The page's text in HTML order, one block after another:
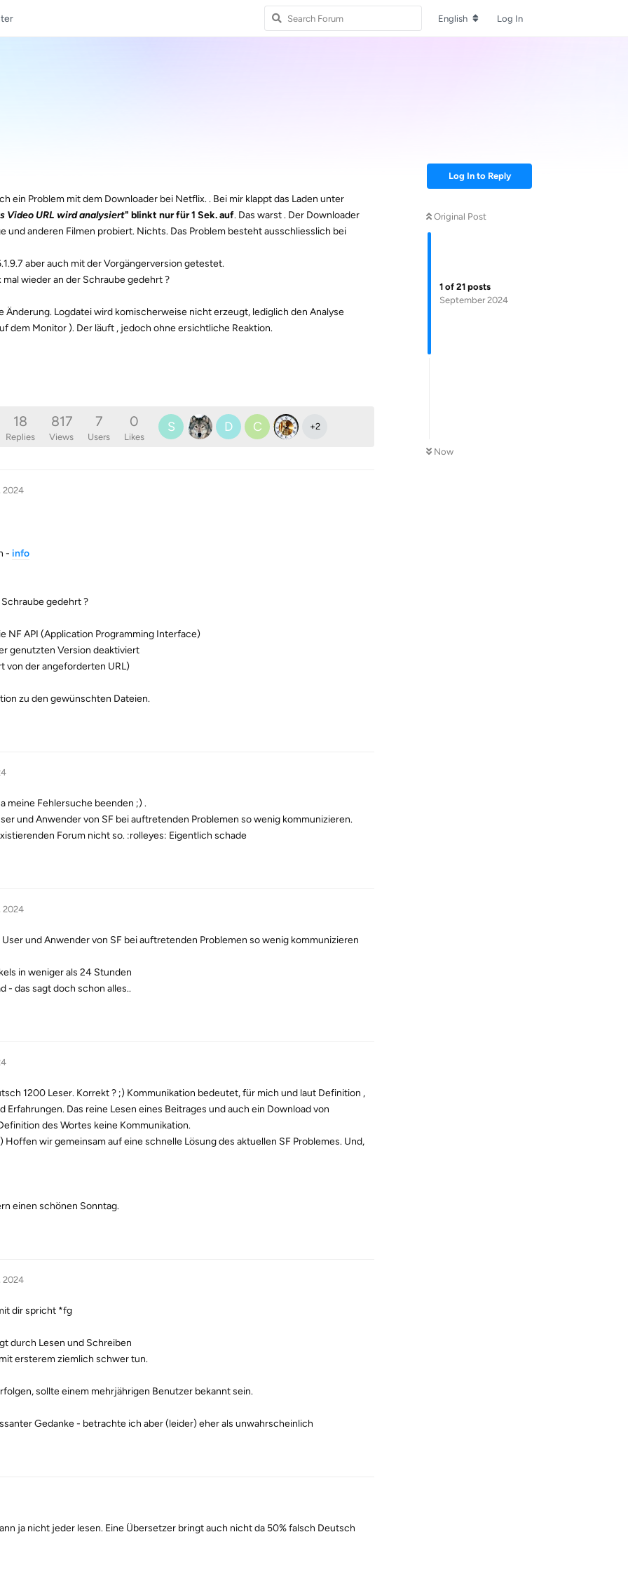
English Log In
Log In to Reply
Original Post
1 of 21 posts
September 2024
Now
ein Problem mit dem Downloader bei Netflix. . Bei mir klappt das Laden unter
Video URL wird analysiert" blinkt nur für1 Sek. auf. Das warst . Der Downloader
und anderen Filmen probiert. Nichts. Das Problem besteht ausschliesslich bei
aber auch mit der Vorgängerversion getestet.
wieder an der Schraube gedehrt ?
Änderung. Logdatei wird komischerweise nicht erzeugt, lediglich den Analyse
dem Monitor ). Der läuft , jedoch ohne ersichtliche Reaktion.
18
Replies
817
Views
7
Users
0
Likes
S D C +2
2024
- info
gedehrt ?
NF API (Application Programming Interface)
genutzten Version deaktiviert
von der angeforderten URL)
zu den gewünschten Dateien.
meine Fehlersuche beenden ;) .
und Anwender von SF bei auftretenden Problemen so wenig kommunizieren.
Forum nicht so. :rolleyes: Eigentlich schade
2024
und Anwender von SF bei auftretenden Problemen so wenig kommunizieren
in weniger als 24 Stunden
- das sagt doch schon alles..
1200 Leser. Korrekt ? ;) Kommunikation bedeutet, für mich und laut Definition ,
Das reine Lesen eines Beitrages und auch ein Download von
des Wortes keine Kommunikation.
Hoffen wir gemeinsam auf eine schnelle Lösung des aktuellen SF Problemes. Und,
einen schönen Sonntag.
2024
dir spricht *fg
durch Lesen und Schreiben
ersterem ziemlich schwer tun.
sollte einem mehrjährigen Benutzer bekannt sein.
Gedanke - betrachte ich aber (leider) eher als unwahrscheinlich
ja nicht jeder lesen. Eine Übersetzer bringt auch nicht da 50% falsch Deutsch